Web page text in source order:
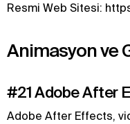
Resmi Web Sitesi:
Animasyon ve
#21 Adobe After
Adobe After Effects,